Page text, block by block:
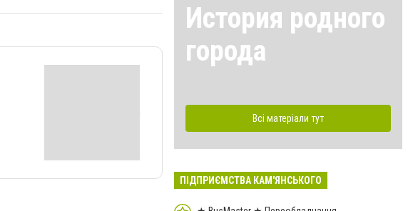
История родного
города
Всі матеріали тут
ПІДПРИЄМСТВА КАМ'ЯНСЬКОГО